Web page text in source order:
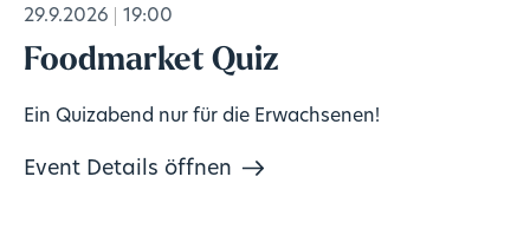
29.9.2026 19:00
Foodmarket Quiz
Ein Quizabend nur für die Erwachsenen!
Event Details öffnen